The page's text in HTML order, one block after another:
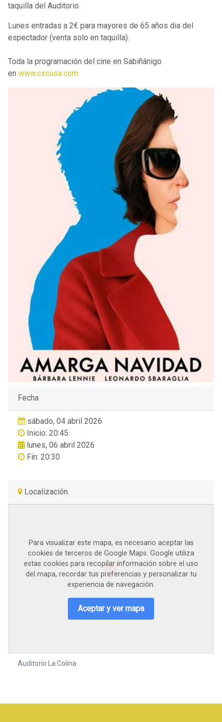
taquilla del Auditorio.
Lunes entradas a 2€ para mayores de 65 años dia del
espectador (venta solo en taquilla).
Toda la programación del cine en Sabiñánigo
en www.circusa.com
Fecha
sábado, 04 abril 2026
Inicio: 20:45
lunes, 06 abril 2026
Fin: 20:30
Localización
Para visualizar este mapa, es necesario aceptar las
cookies de terceros de Google Maps. Google utiliza
estas cookies para recopilar información sobre el uso
del mapa, recordar tus preferencias y personalizar tu
experiencia de navegación.
Aceptar y ver mapa
Auditorio La Colina